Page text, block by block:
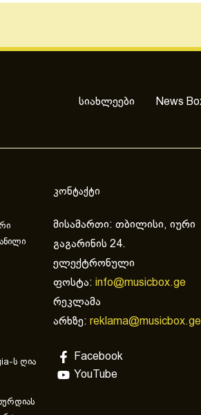
სიახლეები News
ს ღია
კონტაქტი
მისამართი: თბილისი, იური
გაგარინის 24.
ელექტრონული
ფოსტა: info@musicbox.ge
რეკლამა
არხზე: reklama@musicbox.ge
Facebook
YouTube